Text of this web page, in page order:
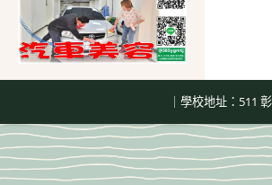
｜學校地址：511